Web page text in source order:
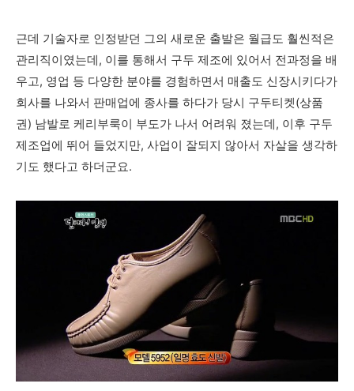
근데 기술자로 인정받던 그의 새로운 출발은 월급도 훨씬적은
관리직이였는데, 이를 통해서 구두 제조에 있어서 전과정을 배
우고, 영업 등 다양한 분야를 경험하면서 매출도 신장시키다가
회사를 나와서 판매업에 종사를 하다가 당시 구두티켓(상품
권) 남발로 케리부룩이 부도가 나서 어려워 졌는데, 이후 구두
제조업에 뛰어 들었지만, 사업이 잘되지 않아서 자살을 생각하
기도 했다고 하더군요.